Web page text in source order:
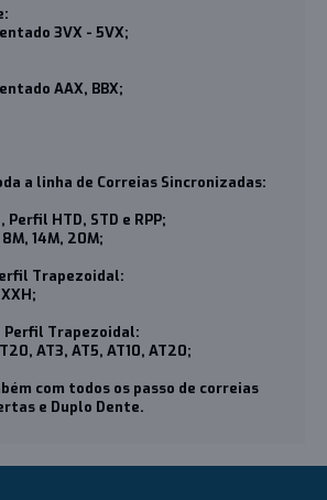
3VX - 5VX;
AAX, BBX;
a linha de Correias Sincronizadas:
HTD, STD e RPP;
14M, 20M;
Trapezoidal:
Perfil Trapezoidal:
AT3, AT5, AT10, AT20;
com todos os passo de correias
e Duplo Dente.